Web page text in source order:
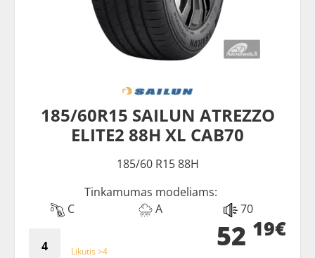
185/60R15 SAILUN ATREZZO
ELITE2 88H XL CAB70
185/60 R15 88H
Tinkamumas modeliams:
C
A 70
Likutis >4 52 19€